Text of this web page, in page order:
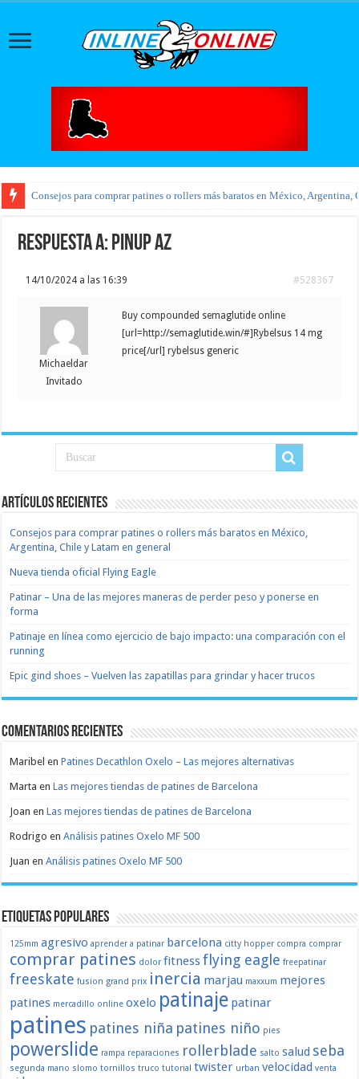
Consejos para comprar patines o rollers más baratos en México, Argentina,
Respuesta a: pinup az
14/10/2024 a las 16:39 #528367
Michaeldar
Invitado
Buy compounded semaglutide online
[url=http://semaglutide.win/#]Rybelsus 14 mg
price[/url] rybelsus generic
Artículos recientes
Consejos para comprar patines o rollers más baratos en México,
Argentina, Chile y Latam en general
Nueva tienda oficial Flying Eagle
Patinar – Una de las mejores maneras de perder peso y ponerse en
forma
Patinaje en línea como ejercicio de bajo impacto: una comparación con el
running
Epic gind shoes – Vuelven las zapatillas para grindar y hacer trucos
Comentarios recientes
Maribel enPatines Decathlon Oxelo – Las mejores alternativas
Marta enLas mejores tiendas de patines de Barcelona
Joan enLas mejores tiendas de patines de Barcelona
Rodrigo enAnálisis patines Oxelo MF 500
Juan enAnálisis patines Oxelo MF 500
Etiquetas populares
125mm agresivo aprender a patinar barcelona citty hopper compra comprar
comprar patines dolor fitnessflying eagle freepatinar
freeskate fusion grand prix inercia marjau maxxum mejores
patines mercadillo online oxelo patinaje patinar
patines patines niña patines niño pies
powerslide rampa reparaciones rollerblade salto salud seba
segunda mano slomo tornillos truco tutorial twister urban velocidad venta